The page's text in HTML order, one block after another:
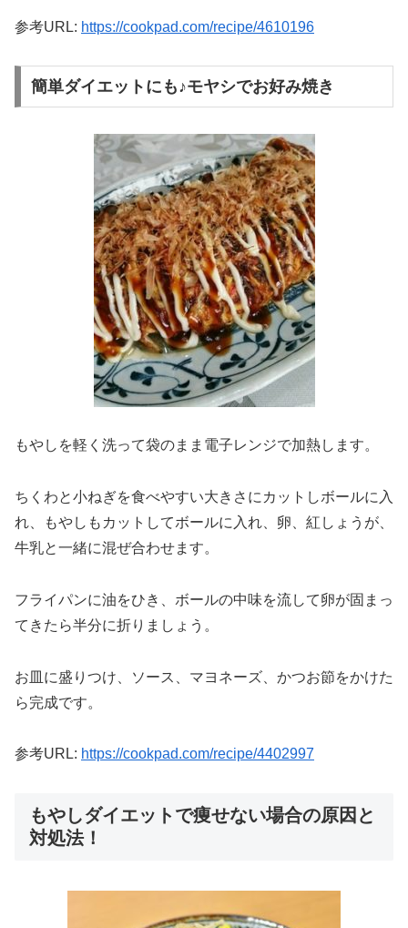
参考URL: https://cookpad.com/recipe/4610196
簡単ダイエットにも♪モヤシでお好み焼き
もやしを軽く洗って袋のまま電子レンジで加熱します。
ちくわと小ねぎを食べやすい大きさにカットしボールに入
れ、もやしもカットしてボールに入れ、卵、紅しょうが、
牛乳と一緒に混ぜ合わせます。
フライパンに油をひき、ボールの中味を流して卵が固まっ
てきたら半分に折りましょう。
お皿に盛りつけ、ソース、マヨネーズ、かつお節をかけた
ら完成です。
参考URL: https://cookpad.com/recipe/4402997
もやしダイエットで痩せない場合の原因と
対処法！